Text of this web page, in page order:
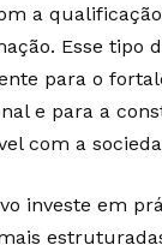
a
Esse tipo
para o
e para a
com a
investe em